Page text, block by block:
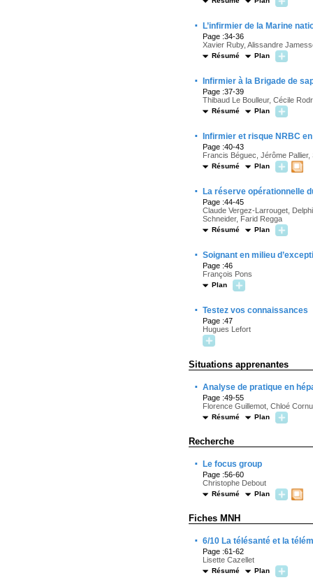
· L’infirmier de la Marine
Page :34-36
Xavier Ruby, Alissandre
Résumé Plan
· Infirmier à la Brigade de
Page :37-39
Thibaud Le Boulleur, Cécile
Résumé Plan
· Infirmier et risque NRBC
Page :40-43
Francis Béguec, Jérôme
Résumé Plan
· La réserve opérationnelle
Page :44-45
Claude Vergez-Larrouget,
Schneider, Farid Regga
Résumé Plan
· Soignant en milieu
Page :46
François Pons
Plan
· Testez vos connaissances
Page :47
Hugues Lefort
Situations apprenantes
· Analyse de pratique en
Page :49-55
Florence Guillemot, Chloé
Résumé Plan
Recherche
· Le focus group
Page :56-60
Christophe Debout
Résumé Plan
Fiches MNH
· 6/10 La télésanté et la
Page :61-62
Lisette Cazellet
Résumé Plan